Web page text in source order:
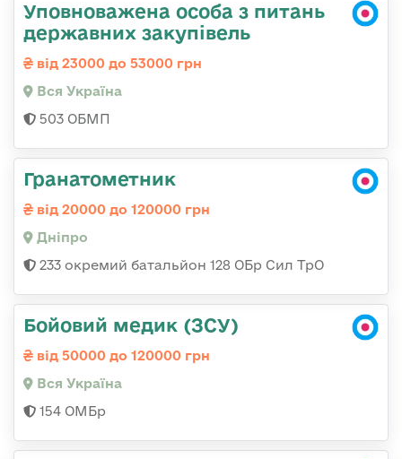
Уповноважена особа з питань
державних закупівель
від 23000 до 53000 грн
Вся Україна
503 ОБМП
Гранатометник
від 20000 до 120000 грн
Дніпро
233 окремий батальйон 128 ОБр Сил ТрО
Бойовий медик (ЗСУ)
від 50000 до 120000 грн
Вся Україна
154 ОМБр